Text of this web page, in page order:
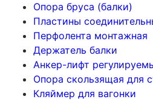
Опора бруса (балки)
Пластины
Перфолента монтажная
Держатель балки
Анкер-лифт
Опора скользящая для
Кляймер для вагонки